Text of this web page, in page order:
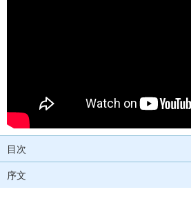
目次
序文